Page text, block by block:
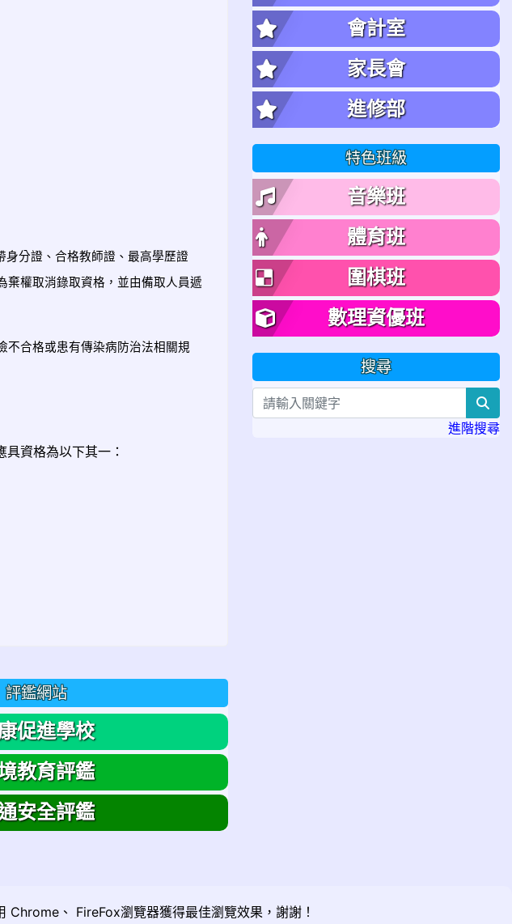
身分證、合格教師證、最高學歷證
棄權取消錄取資格，並由備取人員遞
不合格或患有傳染病防治法相關規
具資格為以下其一：
評鑑網站
促進學校
教育評鑑
安全評鑑
會計室
家長會
進修部
特色班級
音樂班
體育班
圍棋班
數理資優班
搜尋
進階搜尋
Chrome 、 FireFox瀏覽器獲得最佳瀏覽效果，謝謝！